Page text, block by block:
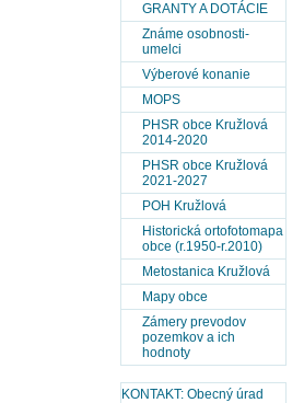
GRANTY A DOTÁCIE
Známe osobnosti-
umelci
Výberové konanie
MOPS
PHSR obce Kružlová
2014-2020
PHSR obce Kružlová
2021-2027
POH Kružlová
Historická ortofotomapa
obce (r.1950-r.2010)
Metostanica Kružlová
Mapy obce
Zámery prevodov
pozemkov a ich
hodnoty
KONTAKT: Obecný úrad